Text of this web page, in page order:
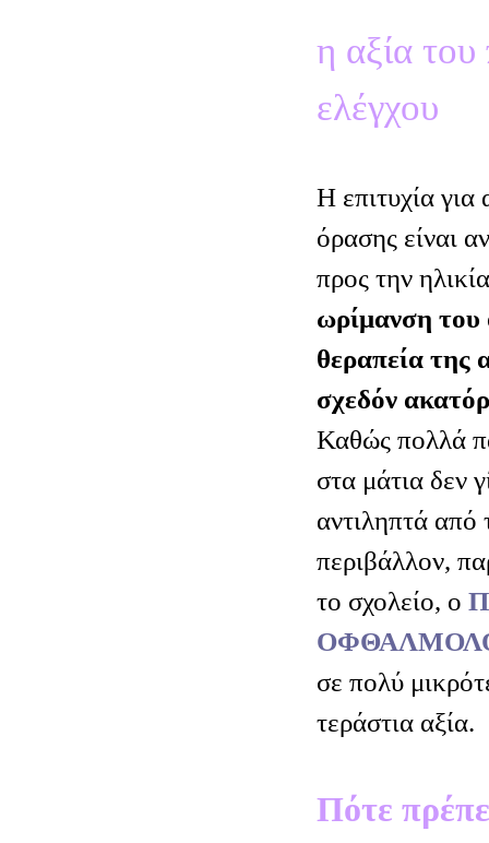
η αξία του
ελέγχου
Η επιτυχία
όρασης είναι
προς την
ωρίμανση του
θεραπεία της
σχεδόν
Καθώς πολλά
στα μάτια δεν
αντιληπτά από
περιβάλλον,
το σχολείο, ο
σε πολύ
τεράστια αξία.
Πότε